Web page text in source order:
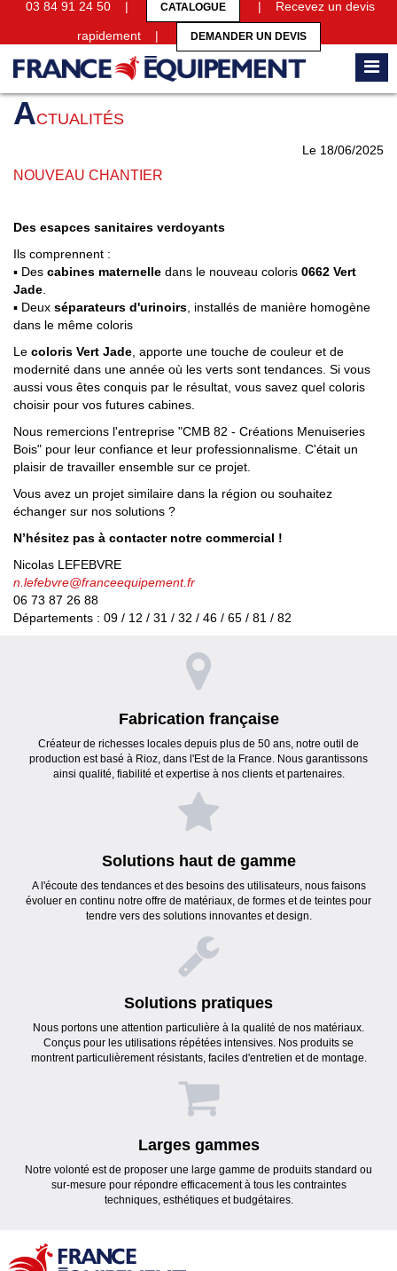
03 84 91 24 50 | CATALOGUE | Recevez un devis
rapidement | DEMANDER UN DEVIS
Accueil Actualités NOUVEAU CHANTIER
ACTUALITÉS
Le 18/06/2025
NOUVEAU CHANTIER
Des esapces sanitaires verdoyants
Ils comprennent :
▪️​ Des cabines maternelle dans le nouveau coloris 0662 Vert
Jade
▪️​ Deux séparateurs d'urinoirs , installés de manière homogène
dans le même coloris
Le coloris Vert Jade , apporte une touche de couleur et de
modernité dans une année où les verts sont tendances. Si vous
aussi vous êtes conquis par le résultat, vous savez quel coloris
choisir pour vos futures cabines.
Nous remercions l'entreprise "CMB 82 - Créations Menuiseries
Bois" pour leur confiance et leur professionnalisme. C'était un
plaisir de travailler ensemble sur ce projet.
Vous avez un projet similaire dans la région ou souhaitez
échanger sur nos solutions ?
N’hésitez pas à contacter notre commercial !
Nicolas LEFEBVRE
n.lefebvre@franceequipement.fr
06 73 87 26 88
Départements : 09 / 12 / 31 / 32 / 46 / 65 / 81 / 82
Fabrication française
Créateur de richesses locales depuis plus de 50 ans, notre outil de
production est basé à Rioz, dans l'Est de la France. Nous garantissons
ainsi qualité, fiabilité et expertise à nos clients et partenaires.
Solutions haut de gamme
A l'écoute des tendances et des besoins des utilisateurs, nous faisons
évoluer en continu notre offre de matériaux, de formes et de teintes pour
tendre vers des solutions innovantes et design.
Solutions pratiques
Nous portons une attention particulière à la qualité de nos matériaux.
Conçus pour les utilisations répétées intensives. Nos produits se
montrent particulièrement résistants, faciles d'entretien et de montage.
Larges gammes
Notre volonté est de proposer une large gamme de produits standard ou
sur-mesure pour répondre efficacement à tous les contraintes
techniques, esthétiques et budgétaires.